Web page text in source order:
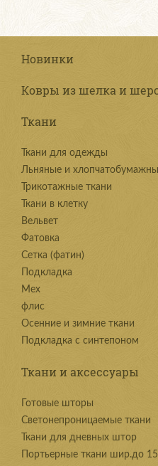
Новинки
Ковры из шелка и
Ткани
Ткани для одежды
Льняные и
Трикотажные ткани
Ткани в клетку
Вельвет
Фатовка
Сетка (фатин)
Подкладка
Мех
флис
Осенние и зимние ткани
Подкладка с синтепоном
Ткани и аксессуары
Готовые шторы
Светонепроницаемые ткани
Ткани для дневных штор
Портьерные ткани шир.до